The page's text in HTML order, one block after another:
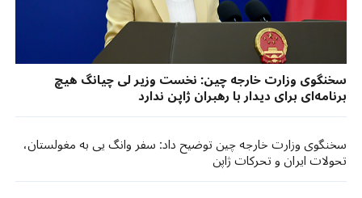
سخنگوی وزارت خارجه چین: نخست وزیر لی چیانگ هیچ
برنامه‌ای برای دیدار با رهبران ژاپن ندارد
سخنگوی وزارت خارجه چین توضیح داد: سفر وانگ یی به مغولستان،
تحولات ایران و تحرکات ژاپن